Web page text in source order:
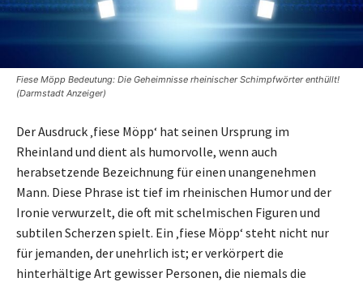
Fiese Möpp Bedeutung: Die Geheimnisse rheinischer Schimpfwörter enthüllt!
(Darmstadt Anzeiger)
Der Ausdruck ‚fiese Möpp‘ hat seinen Ursprung im
Rheinland und dient als humorvolle, wenn auch
herabsetzende Bezeichnung für einen unangenehmen
Mann. Diese Phrase ist tief im rheinischen Humor und der
Ironie verwurzelt, die oft mit schelmischen Figuren und
subtilen Scherzen spielt. Ein ‚fiese Möpp‘ steht nicht nur
für jemanden, der unehrlich ist; er verkörpert die
hinterhältige Art gewisser Personen, die niemals die